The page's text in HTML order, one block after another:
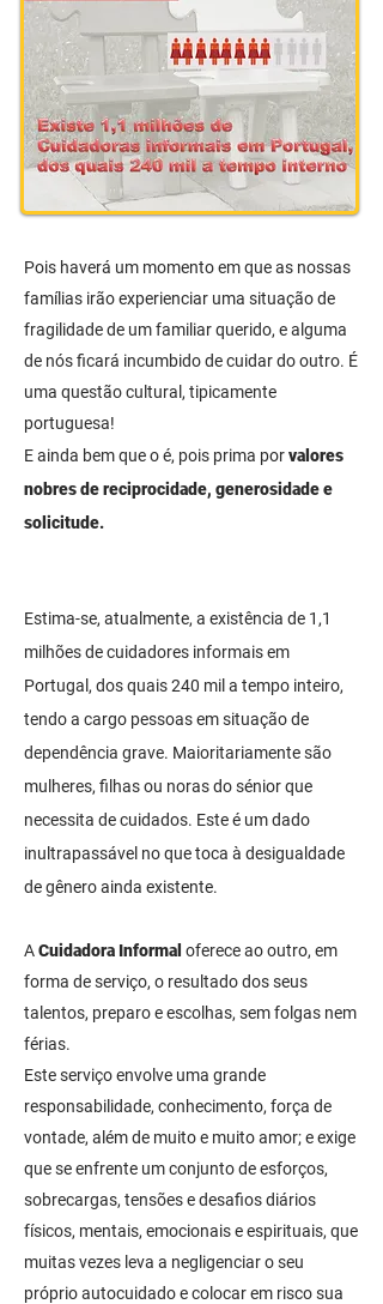
Pois haverá um momento em que as nossas
famílias irão experienciar uma situação de
fragilidade de um familiar querido, e alguma
de nós ficará incumbido de cuidar do outro. É
uma questão cultural, tipicamente
portuguesa!
E ainda bem que o é, pois prima porvalores
nobres de reciprocidade, generosidade e
solicitude.
Estima-se, atualmente, a existência de 1,1
milhões de cuidadores informais em
Portugal, dos quais 240 mil a tempo inteiro,
tendo a cargo pessoas em situação de
dependência grave. Maioritariamente são
mulheres, filhas ou noras do sénior que
necessita de cuidados. Este é um dado
inultrapassável no que toca à desigualdade
de gênero ainda existente.
ACuidadora Informal oferece ao outro, em
forma de serviço, o resultado dos seus
talentos, preparo e escolhas, sem folgas nem
férias.
Este serviço envolve uma grande
responsabilidade, conhecimento, força de
vontade, além de muito e muito amor; e exige
que se enfrente um conjunto de esforços,
sobrecargas, tensões e desafios diários
físicos, mentais, emocionais e espirituais, que
muitas vezes leva a negligenciar o seu
próprio autocuidado e colocar em risco sua